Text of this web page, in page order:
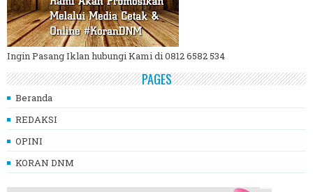
Ingin Pasang Iklan hubungi Kami di 0812 6582 534
PAGES
Beranda
REDAKSI
OPINI
KORAN DNM